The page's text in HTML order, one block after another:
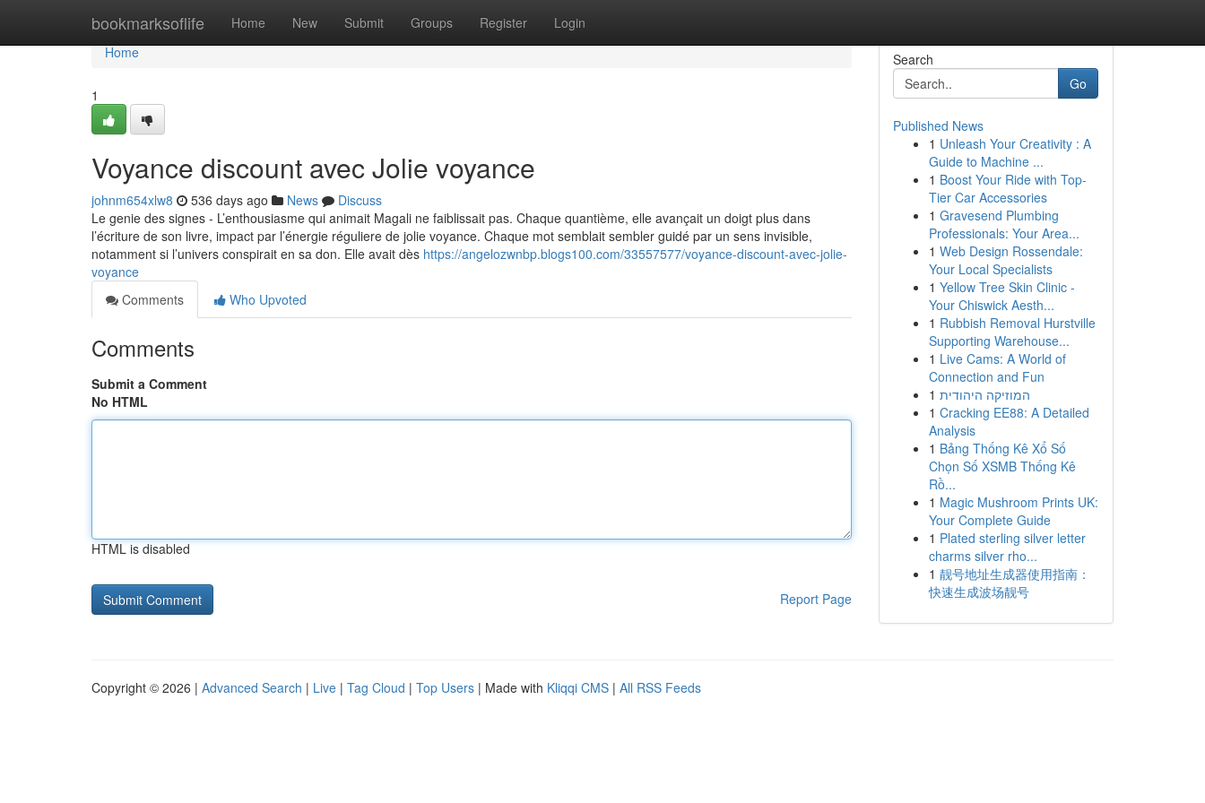
bookmarksoflife Home New Submit Groups Register Login
Home
Home
1
Voyance discount avec Jolie voyance
johnm654xlw8 536 days ago News
Discuss
Le genie des signes - L’enthousiasme qui animait Magali ne faiblissait pas. Chaque quantième, elle avançait un doigt plus dans
l’écriture de son livre, impact par l’énergie réguliere de jolie voyance. Chaque mot semblait sembler guidé par un sens invisible,
notamment si l’univers conspirait en sa don. Elle avait dès https://angelozwnbp.blogs100.com/33557577/voyance-discount-avec-jolie-
voyance
Comments
Who Upvoted
Comments
Submit a Comment
No HTML
HTML is disabled
Report Page
Search
Go
Published News
1 Unleash Your Creativity : A
Guide to Machine ...
1 Boost Your Ride with Top-
Tier Car Accessories
1 Gravesend Plumbing
Professionals: Your Area...
1 Web Design Rossendale:
Your Local Specialists
1 Yellow Tree Skin Clinic -
Your Chiswick Aesth...
1 Rubbish Removal Hurstville
Supporting Warehouse...
1 Live Cams: A World of
Connection and Fun
1 המוזיקה היהודית
1 Cracking EE88: A Detailed
Analysis
1 Bảng Thống Kê Xổ Số
Chọn Số XSMB Thống Kê
Rồ...
1 Magic Mushroom Prints UK:
Your Complete Guide
1 Plated sterling silver letter
charms silver rho...
1 靓号地址生成器使用指南：
快速生成波场靓号
Copyright © 2026 | Advanced Search | Live | Tag Cloud | Top Users | Made with Kliqqi CMS | All RSS Feeds